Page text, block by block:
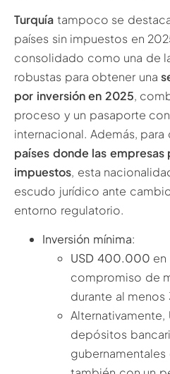
Turquía tampoco se
países sin impuestos en
consolidado como una de
robustas para obtener una
por inversión en 2025,
proceso y un pasaporte
internacional. Además,
países donde las empresas
impuestos, esta
escudo jurídico ante
entorno regulatorio.
Inversión mínima:
USD 400.000 en
compromiso de
durante al menos
Alternativamente,
depósitos